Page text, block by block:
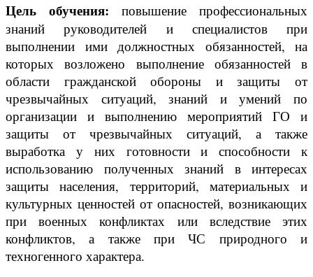
Цель обучения: повышение профессиональных
знаний руководителей и специалистов при
выполнении ими должностных обязанностей, на
которых возложено выполнение обязанностей в
области гражданской обороны и защиты от
чрезвычайных ситуаций, знаний и умений по
организации и выполнению мероприятий ГО и
защиты от чрезвычайных ситуаций, а также
выработка у них готовности и способности к
использованию полученных знаний в интересах
защиты населения, территорий, материальных и
культурных ценностей от опасностей, возникающих
при военных конфликтах или вследствие этих
конфликтов, а также при ЧС природного и
техногенного характера.